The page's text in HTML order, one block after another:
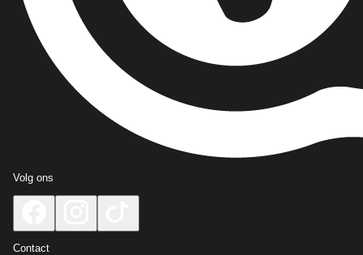
Volg ons
Contact